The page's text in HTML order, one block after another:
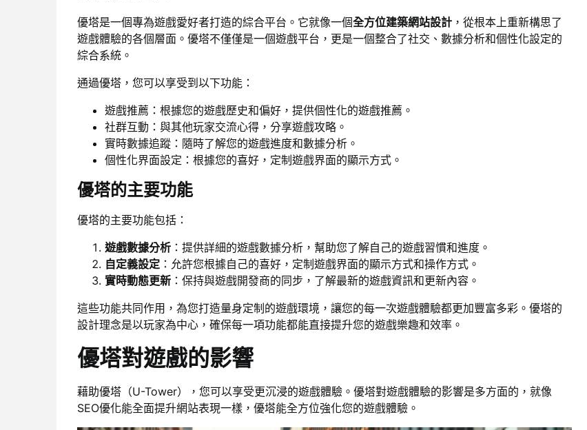
優塔是一個專為遊戲愛好者打造的綜合平台。它就像一個全方位建築網站設計 ，從根本上重新構思了
遊戲體驗的各個層面。優塔不僅僅是一個遊戲平台，更是一個整合了社交、數據分析和個性化設定的
綜合系統。
通過優塔，您可以享受到以下功能：
遊戲推薦：根據您的遊戲歷史和偏好，提供個性化的遊戲推薦。
社群互動：與其他玩家交流心得，分享遊戲攻略。
實時數據追蹤：隨時了解您的遊戲進度和數據分析。
個性化界面設定：根據您的喜好，定制遊戲界面的顯示方式。
優塔的主要功能
優塔的主要功能包括：
遊戲數據分析 ：提供詳細的遊戲數據分析，幫助您了解自己的遊戲習慣和進度。
自定義設定 ：允許您根據自己的喜好，定制遊戲界面的顯示方式和操作方式。
實時動態更新 ：保持與遊戲開發商的同步，了解最新的遊戲資訊和更新內容。
這些功能共同作用，為您打造量身定制的遊戲環境，讓您的每一次遊戲體驗都更加豐富多彩。優塔的
設計理念是以玩家為中心，確保每一項功能都能直接提升您的遊戲樂趣和效率。
優塔對遊戲的影響
藉助優塔（U-Tower），您可以享受更沉浸的遊戲體驗。優塔對遊戲體驗的影響是多方面的，就像
SEO優化能全面提升網站表現一樣，優塔能全方位強化您的遊戲體驗。